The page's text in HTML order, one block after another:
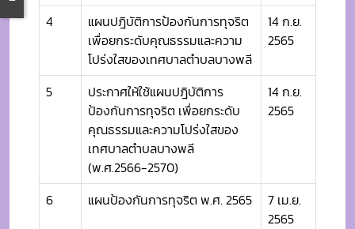
4
แผนปฎิบัติการป้องกันการทุจริต
เพื่อยกระดับคุณธรรมและความ
โปร่งใสของเทศบาลตำบลบางพลี
14 ก.ย.
2565
5
ประกาศให้ใช้แผนปฎิบัติการ
ป้องกันการทุจริต เพื่อยกระดับ
คุณธรรมและความโปร่งใสของ
เทศบาลตำบลบางพลี
(พ.ศ.2566-2570)
14 ก.ย.
2565
6 แผนป้องกันการทุจริต พ.ศ. 2565
7 เม.ย.
2565